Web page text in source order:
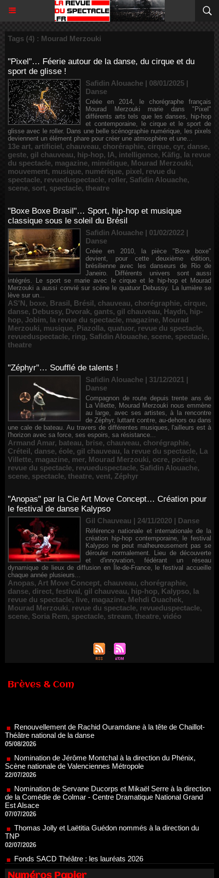
Tags (4) : Mourad Merzouki
"Pixel"… Féerie autour de la danse, du cirque et du
sport de glisse !
Safidin Alouache | 08/01/2025 |
Danse
Créée en 2014, le chorégraphe français
Mourad Merzouki marie dans "Pixel"
différents arts tels que les danses, hip-hop
et contemporaine, le cirque et le sport de
glisse avec le roller. Dans une belle scénographie numérique, les pixels
deviennent un élément phare pour créer une atmosphère et une...
13e art, artificiel, chauveau, choréraphie, cirque, cyr, danse,
geste, gil chauveau, hip-hop, IA, intelligence, Käfig, la revue
du spectacle, magazine, mimétique, Mourad Merzouki,
mouvement, musique, numérique, pixel, revue du
spectacle, revueduspectacle, roller, Safidin Alouache,
scene, sort, spectacle, theatre
"Boxe Boxe Brasil"… Sport, hip-hop et musique
classique sous le soleil du Brésil
Safidin Alouache | 01/02/2022 |
Danse
Créée en 2010, la pièce "Boxe boxe"
devient, pour cette deuxième édition,
brésilienne avec les danseurs de Rio de
Janeiro. Différents univers sont aussi
intégrés. Le sport se marie avec le cirque et le hip-hop et Mourad
Merzouki a aussi convié sur scène le quatuor Debussy. La lumière se
lève sur un...
AS'N, boxe, Brasil, Brésil, chauveau, chorégraphie, cirque,
danse, Debussy, Dvorak, gants, gil chauveau, Haydn, hip-
hop, Jobim, la revue du spectacle, magazine, Mourad
Merzouki, musique, Piazolla, quatuor, revue du spectacle,
revueduspectacle, ring, Safidin Alouache, scene, spectacle,
theatre
"Zéphyr"… Soufflé de talents !
Safidin Alouache | 31/12/2021 |
Danse
Compagnon de route depuis trente ans de
La Villette, Mourad Merzouki nous emmène
au large, avec ses artistes, à la rencontre
de Zéphyr, luttant contre, au-dehors ou dans
une cale de bateau. Au travers de différentes musiques, l'ailleurs est à
l'horizon avec sa force, ses espoirs, sa résistance...
Armand Amar, bateau, brise, chauveau, chorégraphie,
Créteil, danse, éole, gil chauveau, la revue du spectacle, La
Villette, magazine, mer, Mourad Merzouki, ocre, poésie,
revue du spectacle, revueduspectacle, Safidin Alouache,
scene, spectacle, theatre, vent, Zéphyr
"Anopas" par la Cie Art Move Concept… Création pour
le festival de danse Kalypso
Gil Chauveau | 24/11/2020 | Danse
Référence nationale et internationale de la
création hip-hop contemporaine, le festival
Kalypso ne peut malheureusement pas se
dérouler normalement. Lieu de découverte
et d'innovation, fédérant un réseau
dynamique de lieux de diffusion en Île-de-France, le festival accueille
chaque année plusieurs...
Anopas, Art Move Concept, chauveau, chorégraphie,
danse, direct, festival, gil chauveau, hip-hop, Kalypso, la
revue du spectacle, live, magazine, Mehdi Ouachek,
Mourad Merzouki, revue du spectacle, revueduspectacle,
scene, Soria Rem, spectacle, stream, theatre, vidéo
Brèves & Com
05/08/2026
Nomination de Jérôme Montchal à la direction du Phénix,
Scène nationale de Valenciennes Métropole
22/07/2026
Nomination de Servane Ducorps et Mikaël Serre à la direction
de la Comédie de Colmar - Centre Dramatique National Grand
Est Alsace
07/07/2026
Thomas Jolly et Laëtitia Guédon nommés à la direction du
TNP
02/07/2026
Fonds SACD Théâtre : les lauréats 2026
23/06/2026
Dispositif ARTCENA Écrire pour le cirque, les lauréats 2026 !
20/06/2026
Numéros Papier